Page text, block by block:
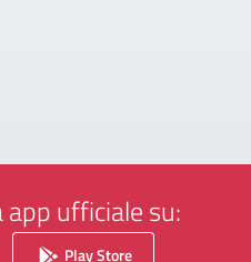
app ufficiale su:
Play Store